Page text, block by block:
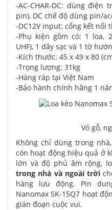
-AC-CHAR-DC: dùng điện
pin), DC chế độ dùng pin/
-DC12V input: cổng kết nối
-Phụ kiện gồm có: 1 loa,
UHF), 1 dây sạc và 1 tờ
-Kích thước: 45 x 49 x 80
-Trọng lượng: 31kg
-Hàng ráp tại Việt Nam
-Bảo hành chính hãng 1
Vỏ gỗ,
Không chỉ dùng trong nhà,
còn hoạt động hiệu quả ở
lớn và độ phủ âm rộng,
trong nhà và ngoài trời
hàng lưu động. Pin
Nanomax SK-15Q7 hoạt
gián đoạn cuộc vui.